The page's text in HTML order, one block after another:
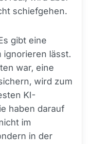
schiefgehen.
gibt eine
ignorieren lässt.
war, eine
wird zum
KI-
haben darauf
im
in der